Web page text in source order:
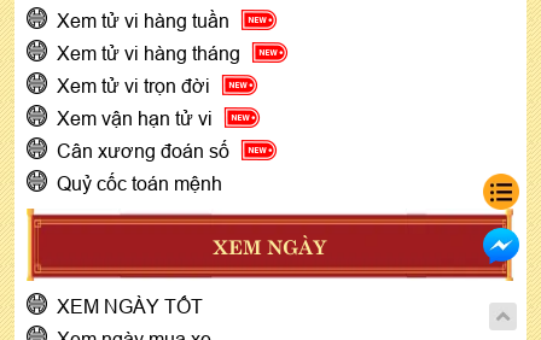
Xem tử vi hàng tuần
Xem tử vi hàng tháng
Xem tử vi trọn đời
Xem vận hạn tử vi
Cân xương đoán số
Quỷ cốc toán mệnh
XEM NGÀY
XEM NGÀY TỐT